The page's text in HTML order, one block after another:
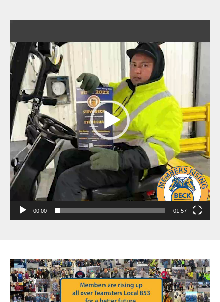
Player
00:00 01:57